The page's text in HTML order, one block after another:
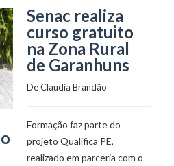
Senac realiza
curso gratuito
na Zona Rural
de Garanhuns
De Claudia Brandão
Formação faz parte do
projeto Qualifica PE,
realizado em parceria com o